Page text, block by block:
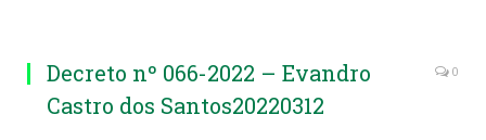
Decreto nº 066-2022 – Evandro
Castro dos Santos20220312
0